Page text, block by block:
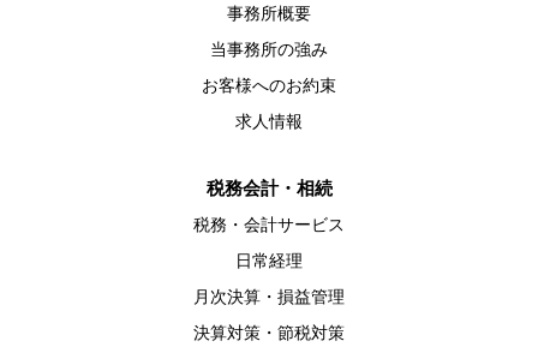
事務所概要
当事務所の強み
お客様へのお約束
求人情報
税務会計・相続
税務・会計サービス
日常経理
月次決算・損益管理
決算対策・節税対策